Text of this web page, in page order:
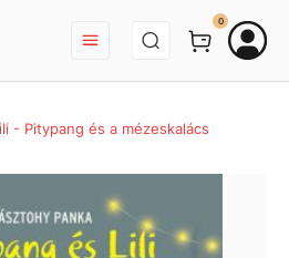
BEJELENTKEZÉS
0
- Pitypang és a mézeskalács